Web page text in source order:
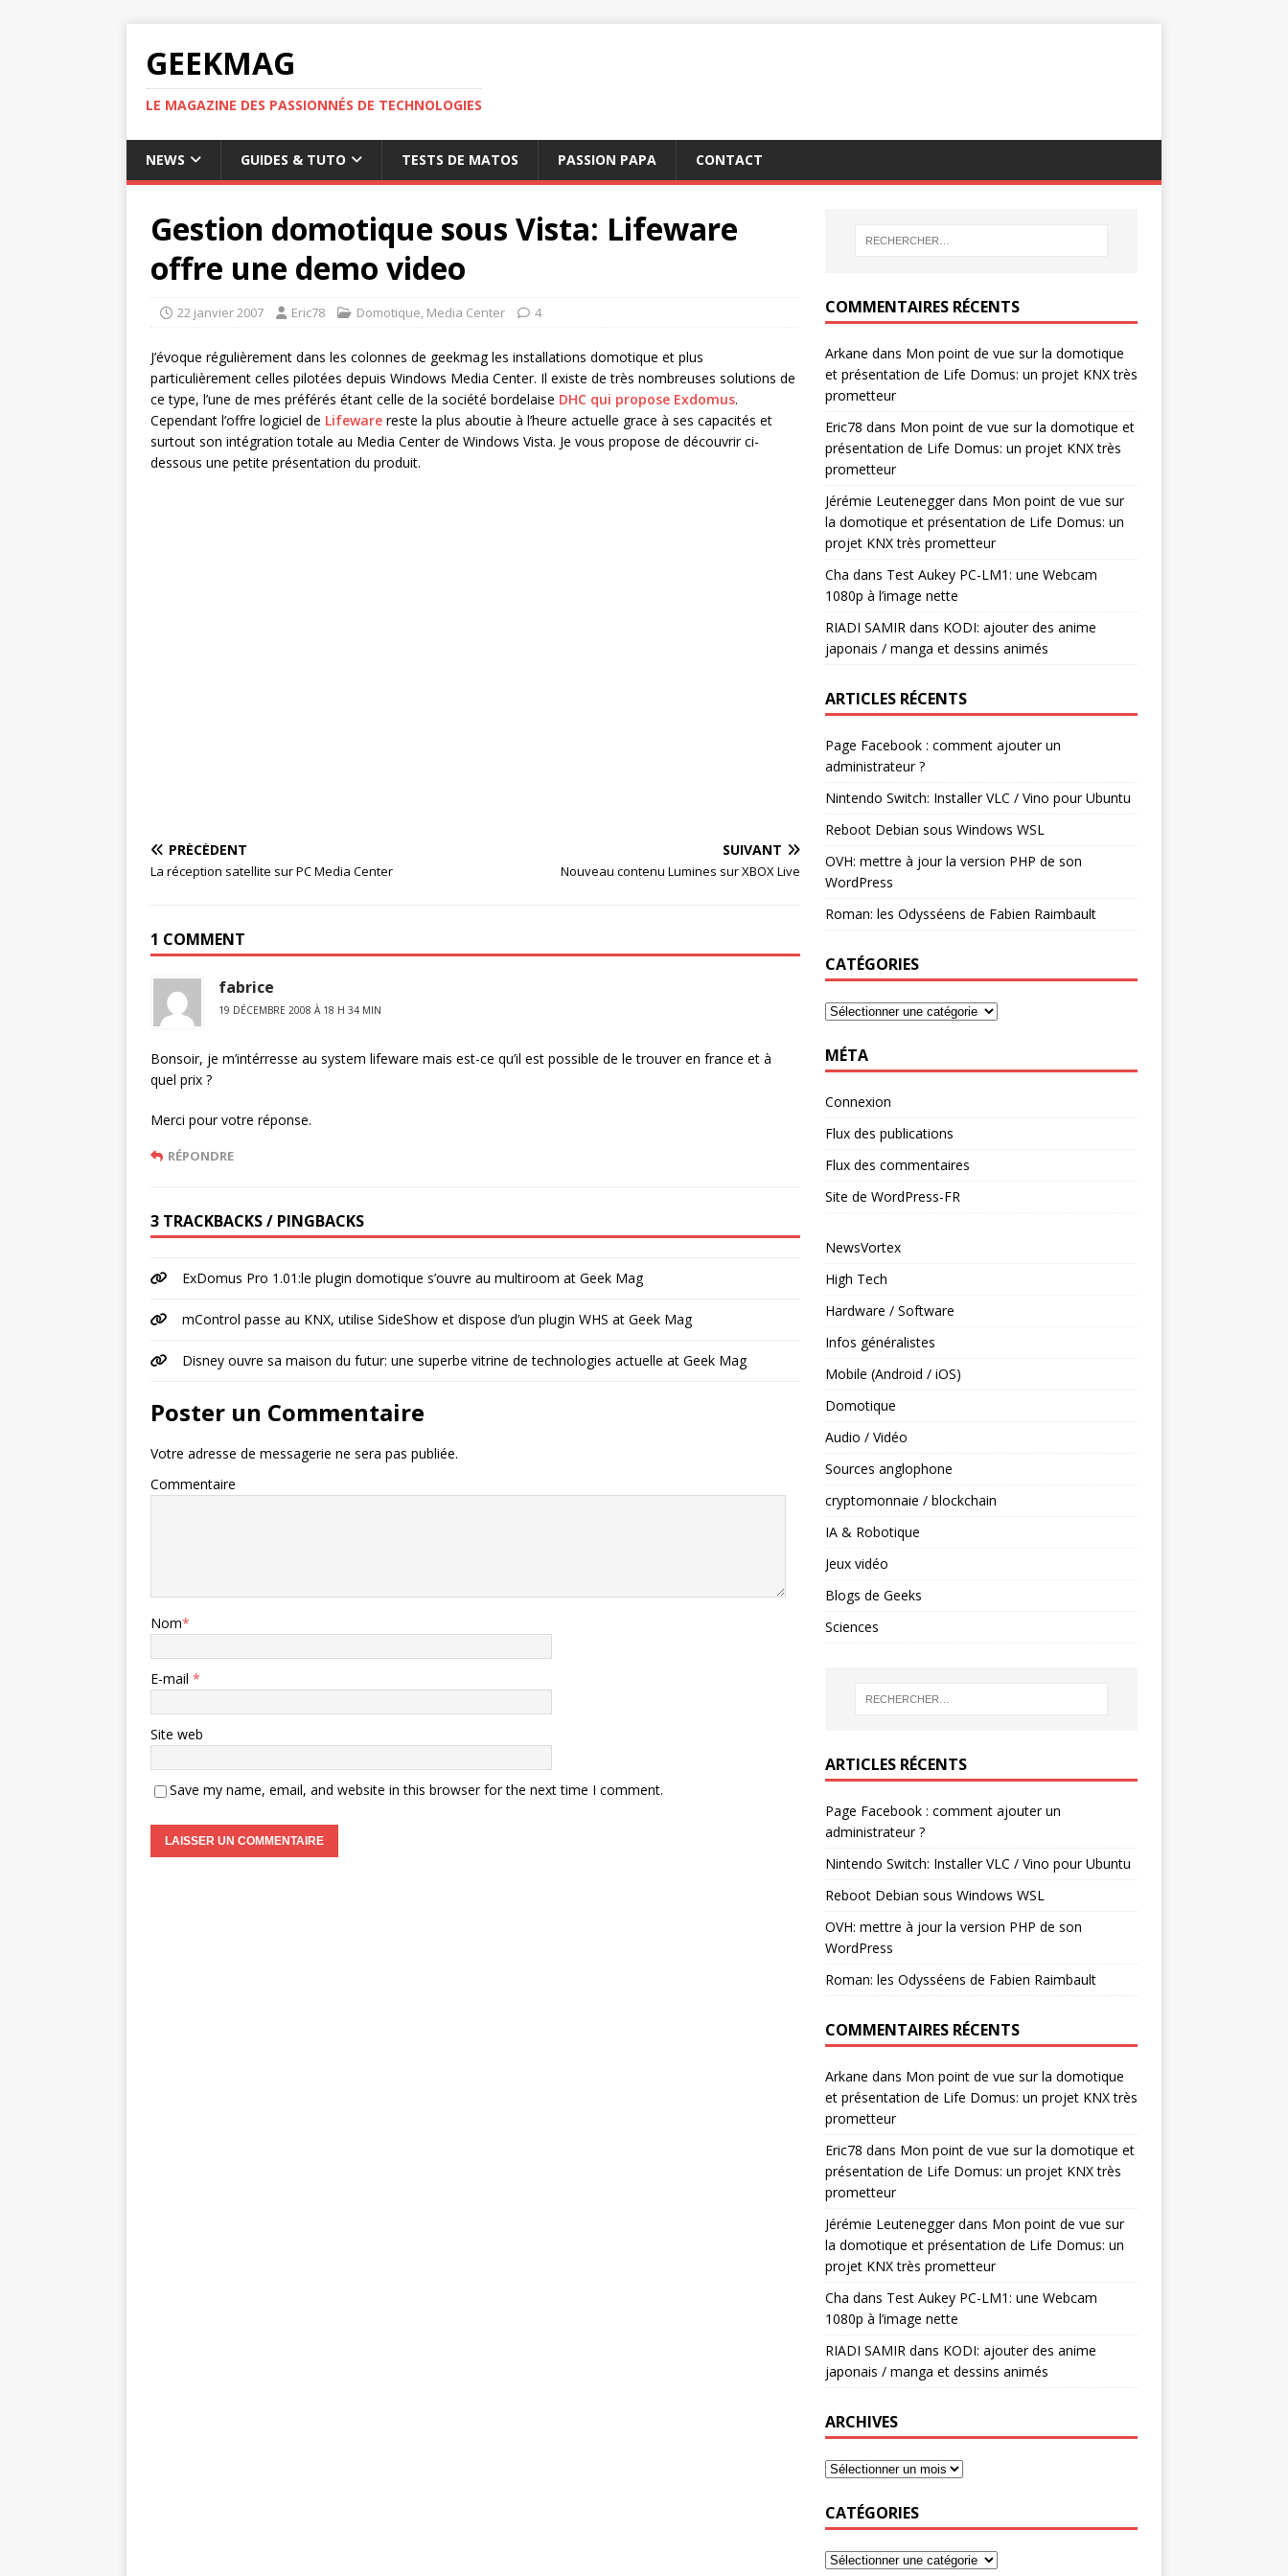
GEEKMAG
LE MAGAZINE DES PASSIONNÉS DE TECHNOLOGIES
NEWS GUIDES & TUTO TESTS DE MATOS PASSION PAPA CONTACT
Gestion domotique sous Vista: Lifeware
offre une demo video
22 janvier 2007 Eric78 Domotique, Media Center 4
J’évoque régulièrement dans les colonnes de geekmag les installations domotique et plus
particulièrement celles pilotées depuis Windows Media Center. Il existe de très nombreuses solutions de
ce type, l’une de mes préférés étant celle de la société bordelaise DHC qui propose Exdomus.
Cependant l’offre logiciel de Lifeware reste la plus aboutie à l’heure actuelle grace à ses capacités et
surtout son intégration totale au Media Center de Windows Vista. Je vous propose de découvrir ci-
dessous une petite présentation du produit.
PRÉCÉDENT
La réception satellite sur PC Media Center
SUIVANT
Nouveau contenu Lumines sur XBOX Live
1 COMMENT
fabrice
19 DÉCEMBRE 2008 À 18 H 34 MIN
Bonsoir, je m’intérresse au system lifeware mais est-ce qu’il est possible de le trouver en france et à
quel prix ?
Merci pour votre réponse.
RÉPONDRE
3 TRACKBACKS / PINGBACKS
ExDomus Pro 1.01:le plugin domotique s’ouvre au multiroom at Geek Mag
mControl passe au KNX, utilise SideShow et dispose d’un plugin WHS at Geek Mag
Disney ouvre sa maison du futur: une superbe vitrine de technologies actuelle at Geek Mag
Poster un Commentaire
Votre adresse de messagerie ne sera pas publiée.
Commentaire
Nom*
E-mail *
Site web
Save my name, email, and website in this browser for the next time I comment.
COMMENTAIRES RÉCENTS
Arkane dans Mon point de vue sur la domotique
et présentation de Life Domus: un projet KNX très
prometteur
Eric78 dans Mon point de vue sur la domotique et
présentation de Life Domus: un projet KNX très
prometteur
Jérémie Leuteneggerdans Mon point de vue sur
la domotique et présentation de Life Domus: un
projet KNX très prometteur
Cha dans Test Aukey PC-LM1: une Webcam
1080p à l’image nette
RIADI SAMIR dans KODI: ajouter des anime
japonais / manga et dessins animés
ARTICLES RÉCENTS
Page Facebook : comment ajouter un
administrateur ?
Nintendo Switch: Installer VLC / Vino pour Ubuntu
Reboot Debian sous Windows WSL
OVH: mettre à jour la version PHP de son
WordPress
Roman: les Odysséens de Fabien Raimbault
CATÉGORIES
MÉTA
Connexion
Flux des publications
Flux des commentaires
Site de WordPress-FR
NewsVortex
High Tech
Hardware / Software
Infos généralistes
Mobile (Android / iOS)
Domotique
Audio / Vidéo
Sources anglophone
cryptomonnaie / blockchain
IA & Robotique
Jeux vidéo
Blogs de Geeks
Sciences
ARTICLES RÉCENTS
Page Facebook : comment ajouter un
administrateur ?
Nintendo Switch: Installer VLC / Vino pour Ubuntu
Reboot Debian sous Windows WSL
OVH: mettre à jour la version PHP de son
WordPress
Roman: les Odysséens de Fabien Raimbault
COMMENTAIRES RÉCENTS
Arkane dans Mon point de vue sur la domotique
et présentation de Life Domus: un projet KNX très
prometteur
Eric78 dans Mon point de vue sur la domotique et
présentation de Life Domus: un projet KNX très
prometteur
Jérémie Leuteneggerdans Mon point de vue sur
la domotique et présentation de Life Domus: un
projet KNX très prometteur
Cha dans Test Aukey PC-LM1: une Webcam
1080p à l’image nette
RIADI SAMIRdans KODI: ajouter des anime
japonais / manga et dessins animés
ARCHIVES
CATÉGORIES